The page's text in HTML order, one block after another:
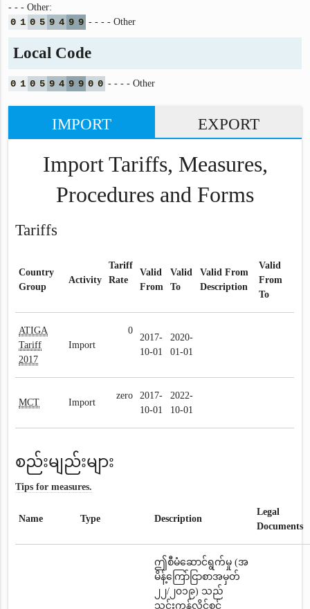
- - - Other:
0 1 0 5 9 4 9 9 - - - - Other
Local Code
0 1 0 5 9 4 9 9 0 0 - - - - Other
IMPORT EXPORT
Import Tariffs, Measures,
Procedures and Forms
Tariffs
Country
Group
Activity
Tariff
Rate
Valid
From
Valid
To
Valid From
Description
Valid
From
To
ATIGA
Tariff
2017
Import
0
2017-
10-01
2020-
01-01
MCT Import
zero
2017-
10-01
2022-
10-01
စည်းမျည်းများ
Tips for measures.
Name Type Description
Legal
Documents
ဤစီမံဆောင်ရွက်မှု (အ
မိန့်ကြော်ငြာစာအမှတ်
၂၂/၂၀၁၉) သည်
သွင်းကုန်လိုင်စင်